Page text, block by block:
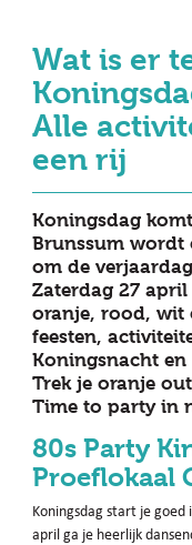
Wat is er
Alle
een rij
Koningsdag
Brunssum wordt
om de
Zaterdag 27
oranje, rood, wit
feesten,
Koningsnacht
Trek je oranje
Time to party in
80s Party
Proeflokaal
Koningsdag start je goed
april ga je heerlijk